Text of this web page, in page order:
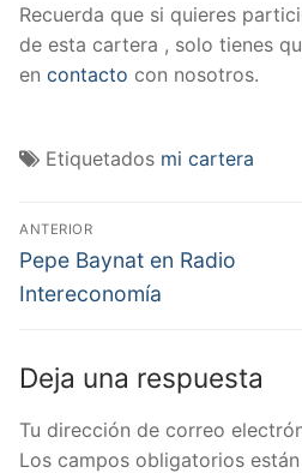
Recuerda que si quieres
de esta cartera , solo tienes
en contacto con nosotros.
Etiquetados mi cartera
Navegación
de
entradas
ANTERIOR
Entrada
anterior:
Pepe Baynat en Radio
Intereconomía
Deja una respuesta
Tu dirección de correo
Los campos obligatorios